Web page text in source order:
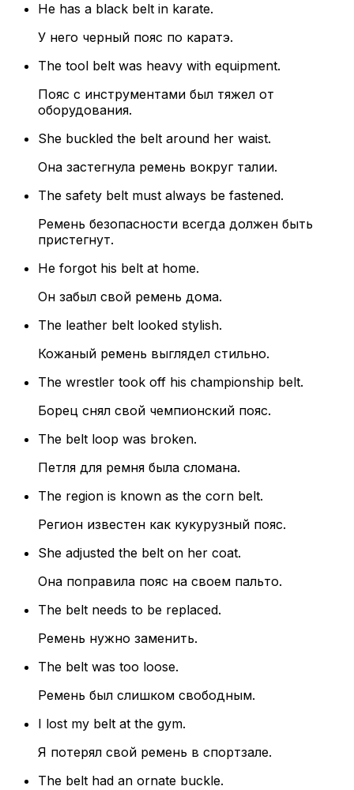
He has a black belt in karate.
У него черный пояс по каратэ.
The tool belt was heavy with equipment.
Пояс с инструментами был тяжел от
оборудования.
She buckled the belt around her waist.
Она застегнула ремень вокруг талии.
The safety belt must always be fastened.
Ремень безопасности всегда должен быть
пристегнут.
He forgot his belt at home.
Он забыл свой ремень дома.
The leather belt looked stylish.
Кожаный ремень выглядел стильно.
The wrestler took off his championship belt.
Борец снял свой чемпионский пояс.
The belt loop was broken.
Петля для ремня была сломана.
The region is known as the corn belt.
Регион известен как кукурузный пояс.
She adjusted the belt on her coat.
Она поправила пояс на своем пальто.
The belt needs to be replaced.
Ремень нужно заменить.
The belt was too loose.
Ремень был слишком свободным.
I lost my belt at the gym.
Я потерял свой ремень в спортзале.
The belt had an ornate buckle.